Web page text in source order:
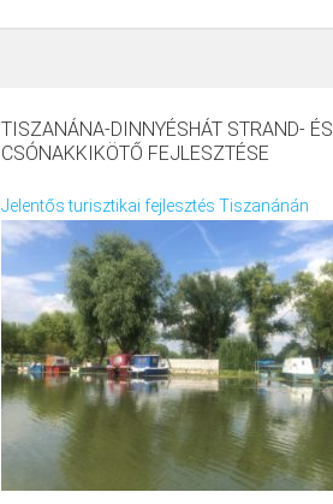
TISZANÁNA-DINNYÉSHÁT STRAND- ÉS
CSÓNAKKIKÖTŐ FEJLESZTÉSE
Jelentős turisztikai fejlesztés Tiszanánán